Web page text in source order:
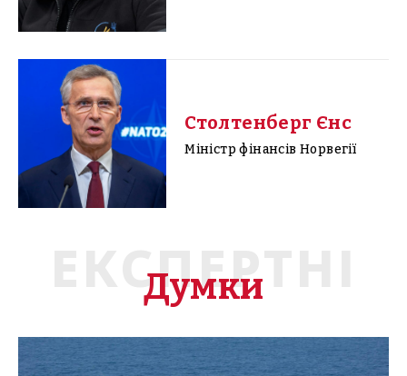
Столтенберг Єнс
Міністр фінансів Норвегії
ЕКСПЕРТНІ
Думки